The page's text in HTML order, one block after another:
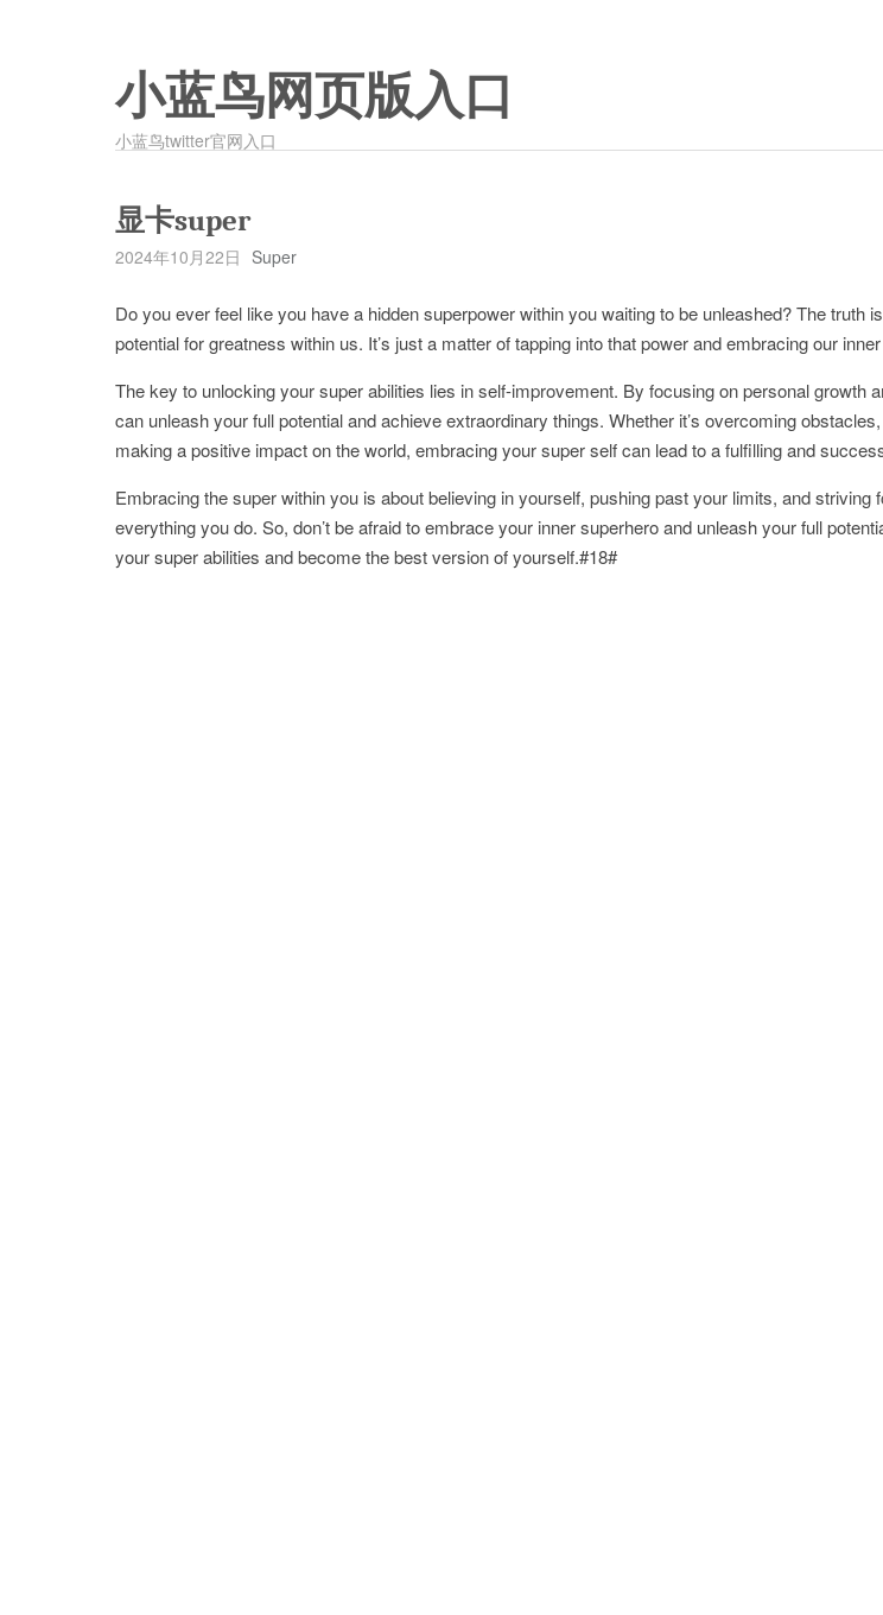
小蓝鸟网页版入口
小蓝鸟twitter官网入口
显卡super
2024年10月22日 Super
Do you ever feel like you have a hidden superpower within you waiting to be unleashed? The truth
potential for greatness within us. It’s just a matter of tapping into that power and embracing our
The key to unlocking your super abilities lies in self-improvement. By focusing on personal growth
can unleash your full potential and achieve extraordinary things. Whether it’s overcoming
making a positive impact on the world, embracing your super self can lead to a fulfilling and
Embracing the super within you is about believing in yourself, pushing past your limits, and striving
everything you do. So, don’t be afraid to embrace your inner superhero and unleash your full
your super abilities and become the best version of yourself.#18#